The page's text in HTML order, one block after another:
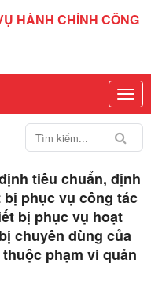
HÀNH CHÍNH CÔNG
tiêu chuẩn, định
phục vụ công tác
bị phục vụ hoạt
chuyên dùng của
phạm vi quản